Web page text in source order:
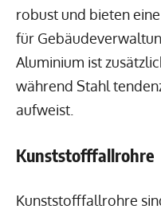
robust und bieten
für
Aluminium ist
während Stahl
aufweist.
Kunststofffallrohre
Kunststofffallrohre